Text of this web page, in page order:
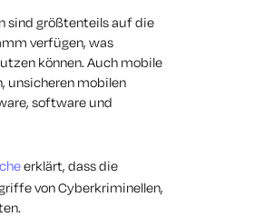
sind größtenteils auf die
verfügen, was
können. Auch mobile
unsicheren mobilen
software und
erklärt, dass die
von Cyberkriminellen,